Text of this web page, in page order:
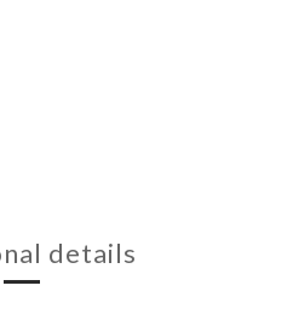
details